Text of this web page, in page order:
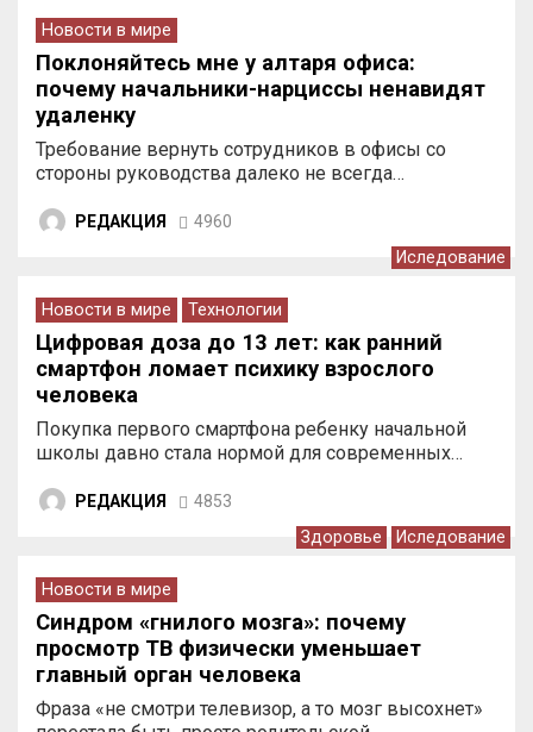
Новости в мире
Поклоняйтесь мне у алтаря офиса:
почему начальники-нарциссы ненавидят
удаленку
Требование вернуть сотрудников в офисы со
стороны руководства далеко не всегда…
РЕДАКЦИЯ 4960
Иследование
Новости в мире Технологии
Цифровая доза до 13 лет: как ранний
смартфон ломает психику взрослого
человека
Покупка первого смартфона ребенку начальной
школы давно стала нормой для современных…
РЕДАКЦИЯ 4853
Здоровье Иследование
Новости в мире
Синдром «гнилого мозга»: почему
просмотр ТВ физически уменьшает
главный орган человека
Фраза «не смотри телевизор, а то мозг высохнет»